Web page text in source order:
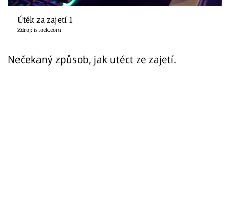
Přihlášení
Sledujte nás
Útěk za zajetí 1
Zdroj: istock.com
Nečekaný způsob, jak utéct ze zajetí.